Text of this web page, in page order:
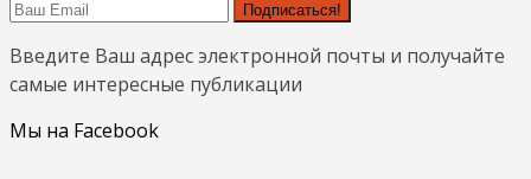
Подписаться!
Введите Ваш адрес электронной почты и получайте
самые интересные публикации
Мы на Facebook